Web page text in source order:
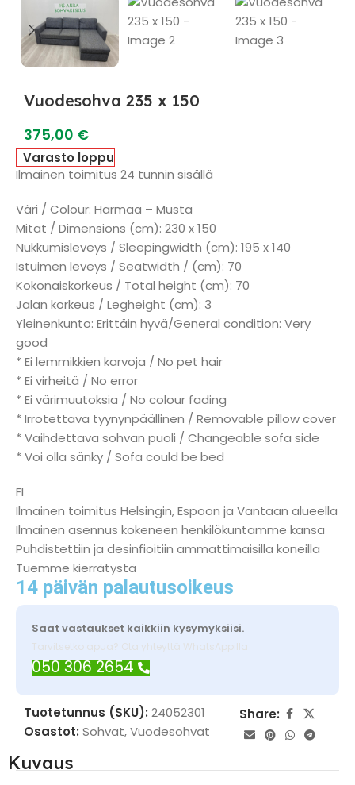
Vuodesohva 235 x 150
375,00 €
Varasto loppu
Ilmainen toimitus 24 tunnin sisällä
Väri / Colour: Harmaa – Musta
Mitat / Dimensions (cm): 230 x 150
Nukkumisleveys / Sleepingwidth (cm): 195 x 140
Istuimen leveys / Seatwidth / (cm): 70
Kokonaiskorkeus / Total height (cm): 70
Jalan korkeus / Legheight (cm): 3
Yleinenkunto: Erittäin hyvä/General condition: Very
good
* Ei lemmikkien karvoja / No pet hair
* Ei virheitä / No error
* Ei värimuutoksia / No colour fading
* Irrotettava tyynynpäällinen / Removable pillow cover
* Vaihdettava sohvan puoli / Changeable sofa side
* Voi olla sänky / Sofa could be bed
FI
Ilmainen toimitus Helsingin, Espoon ja Vantaan alueella
Ilmainen asennus kokeneen henkilökuntamme kansa
Puhdistettiin ja desinfioitiin ammattimaisilla koneilla
Tuemme kierrätystä
14 päivän palautusoikeus
Saat vastaukset kaikkiin kysymyksiisi.
Tarvitsetko apua? Ota yhteyttä WhatsAppilla
050 306 2654
Tuotetunnus (SKU): 24052301
Osastot: Sohvat,Vuodesohvat
Share:
Kuvaus